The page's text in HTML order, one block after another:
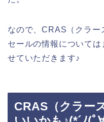
なので、CRAS（クラー
セールの情報について
せていただきます♪
CRAS（クラー